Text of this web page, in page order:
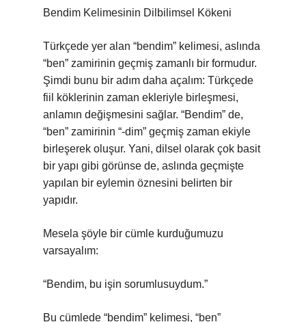
Bendim Kelimesinin Dilbilimsel Kökeni
Türkçede yer alan “bendim” kelimesi, aslında
“ben” zamirinin geçmiş zamanlı bir formudur.
Şimdi bunu bir adım daha açalım: Türkçede
fiil köklerinin zaman ekleriyle birleşmesi,
anlamın değişmesini sağlar. “Bendim” de,
“ben” zamirinin “-dim” geçmiş zaman ekiyle
birleşerek oluşur. Yani, dilsel olarak çok basit
bir yapı gibi görünse de, aslında geçmişte
yapılan bir eylemin öznesini belirten bir
yapıdır.
Mesela şöyle bir cümle kurduğumuzu
varsayalım:
“Bendim, bu işin sorumlusuydum.”
Bu cümlede “bendim” kelimesi, “ben”